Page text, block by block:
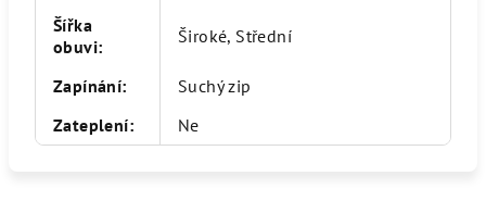
Šířka
obuvi: Široké, Střední
Zapínání:
Suchý zip
Zateplení: Ne